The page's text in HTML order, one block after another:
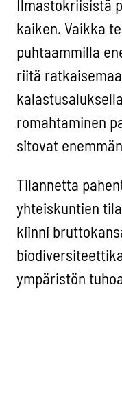
Ilmastokriisistä
kaiken. Vaikka
puhtaammilla
riitä
romahtaminen
sitovat
Tilannetta
yhteiskuntien
kiinni
ympäristön